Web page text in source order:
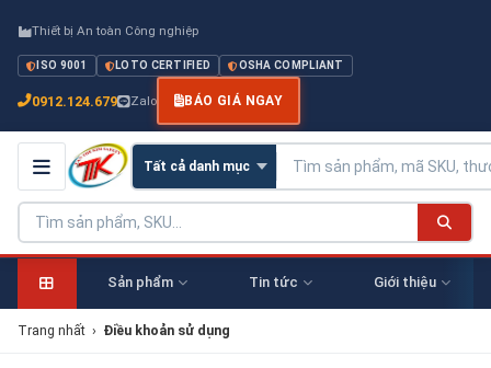
Thiết bị An toàn Công nghiệp
ISO 9001 LOTO CERTIFIED OSHA COMPLIANT
0912.124.679 Zalo BÁO GIÁ NGAY
Sản phẩm Tin tức Giới thiệu
Trang nhất › Điều khoản sử dụng